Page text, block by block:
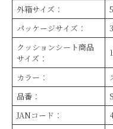
外箱サイズ：
パッケージサイズ：
クッションシート商品
サイズ：
カラー：
品番：
JANコード：